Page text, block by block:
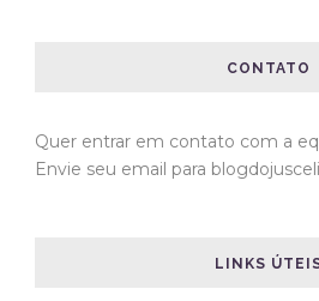
CONTATO
Quer entrar em contato com a
Envie seu email para
LINKS